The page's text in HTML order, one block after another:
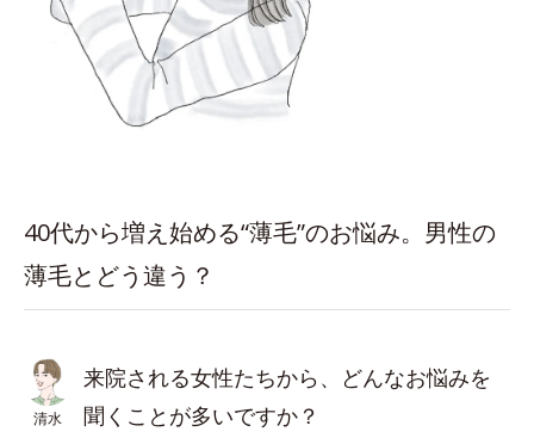
40代から増え始める“薄毛”のお悩み。男性の
薄毛とどう違う？
清水
来院される女性たちから、どんなお悩みを
聞くことが多いですか？